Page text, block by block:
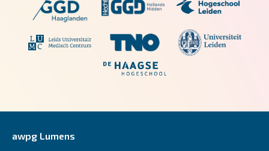
awpg Lumens